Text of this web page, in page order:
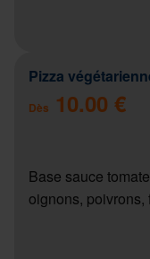
Pizza
Dès 10.00 €
Base sauce
oignons, poivrons,